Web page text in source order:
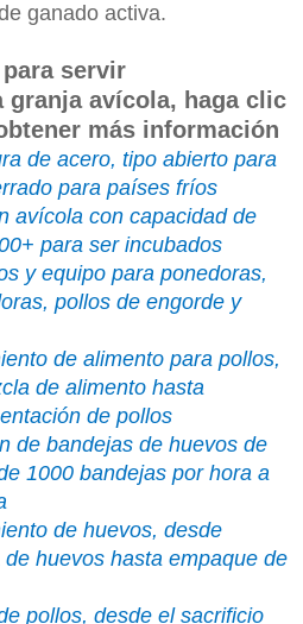
ganado activa.
servir
granja avícola, haga clic
más información
de acero, tipo abierto para
para países fríos
avícola con capacidad de
para ser incubados
y equipo para ponedoras,
pollos de engorde y
de alimento para pollos,
de alimento hasta
de pollos
de bandejas de huevos de
1000 bandejas por hora a
de huevos, desde
huevos hasta empaque de
pollos, desde el sacrificio